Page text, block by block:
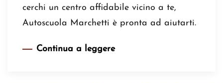
cerchi un centro affidabile vicino a te,
Autoscuola Marchetti è pronta ad aiutarti.
Continua a leggere